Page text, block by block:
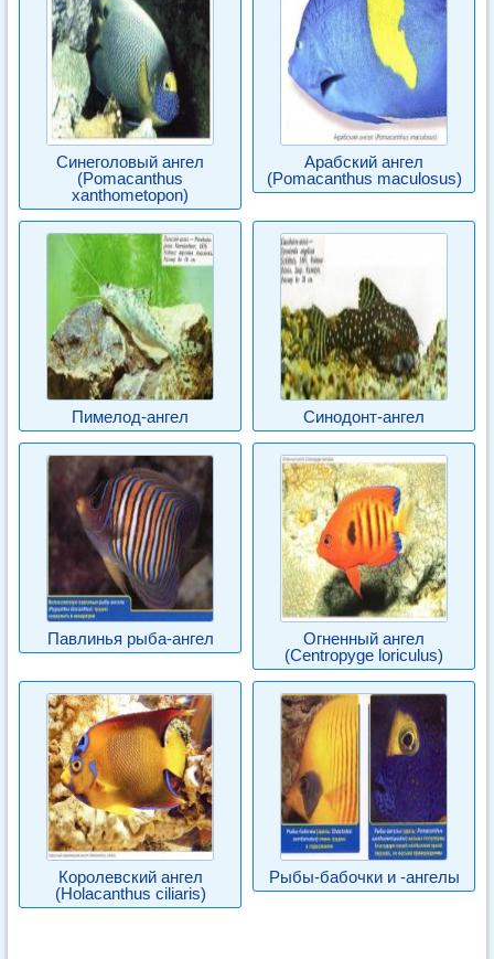
Синеголовый ангел
(Pomacanthus
xanthometopon)
Арабский ангел
(Pomacanthus maculosus)
Пимелод-ангел Синодонт-ангел
Павлинья рыба-ангел
Огненный ангел
(Centropyge loriculus)
Королевский ангел
(Holacanthus ciliaris)
Рыбы-бабочки и -ангелы